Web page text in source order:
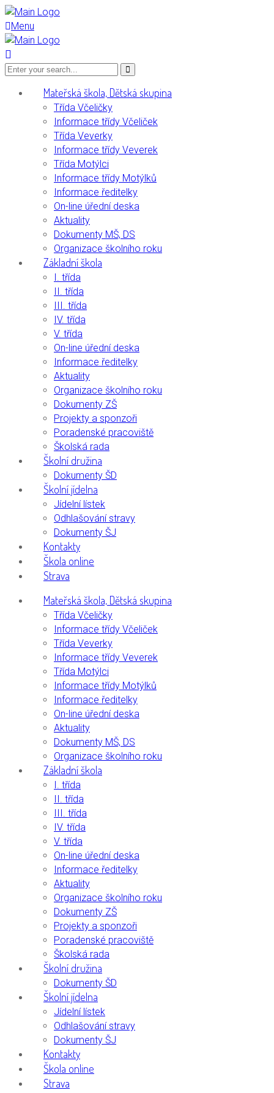
Menu
Mateřská škola, Dětská skupina
Třída Včeličky
Informace třídy Včeliček
Třída Veverky
Informace třídy Veverek
Třída Motýlci
Informace třídy Motýlků
Informace ředitelky
On-line úřední deska
Aktuality
Dokumenty MŠ, DS
Organizace školního roku
Základní škola
I. třída
II. třída
III. třída
IV. třída
V. třída
On-line úřední deska
Informace ředitelky
Aktuality
Organizace školního roku
Dokumenty ZŠ
Projekty a sponzoři
Poradenské pracoviště
Školská rada
Školní družina
Dokumenty ŠD
Školní jídelna
Jídelní lístek
Odhlašování stravy
Dokumenty ŠJ
Kontakty
Škola online
Strava
Mateřská škola, Dětská skupina
Třída Včeličky
Informace třídy Včeliček
Třída Veverky
Informace třídy Veverek
Třída Motýlci
Informace třídy Motýlků
Informace ředitelky
On-line úřední deska
Aktuality
Dokumenty MŠ, DS
Organizace školního roku
Základní škola
I. třída
II. třída
III. třída
IV. třída
V. třída
On-line úřední deska
Informace ředitelky
Aktuality
Organizace školního roku
Dokumenty ZŠ
Projekty a sponzoři
Poradenské pracoviště
Školská rada
Školní družina
Dokumenty ŠD
Školní jídelna
Jídelní lístek
Odhlašování stravy
Dokumenty ŠJ
Kontakty
Škola online
Strava